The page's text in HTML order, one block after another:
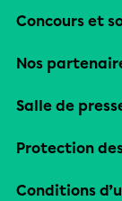
Concours et
Nos
Salle de
Protection
Conditions